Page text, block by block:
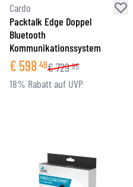
Cardo
Packtalk Edge Doppel
Bluetooth
Kommunikationssystem
€ 598 49€729 95
18% Rabatt auf UVP